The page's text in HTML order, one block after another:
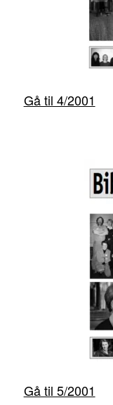
Gå til 4/2001
Gå til 5/2001